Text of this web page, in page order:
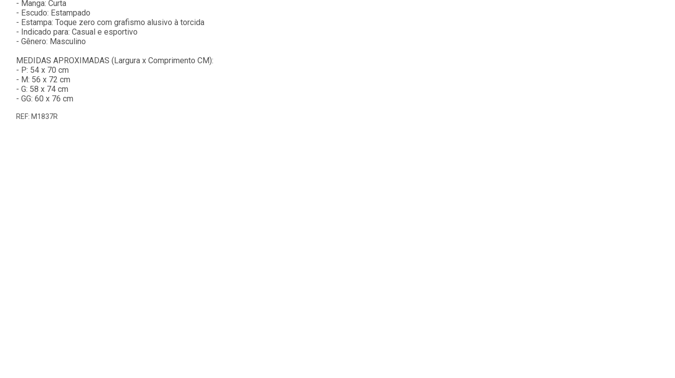
- Manga: Curta
- Escudo: Estampado
- Estampa: Toque zero com grafismo alusivo à torcida
- Indicado para: Casual e esportivo
- Gênero: Masculino
MEDIDAS APROXIMADAS (Largura x Comprimento CM):
- P: 54 x 70 cm
- M: 56 x 72 cm
- G: 58 x 74 cm
- GG: 60 x 76 cm
REF: M1837R